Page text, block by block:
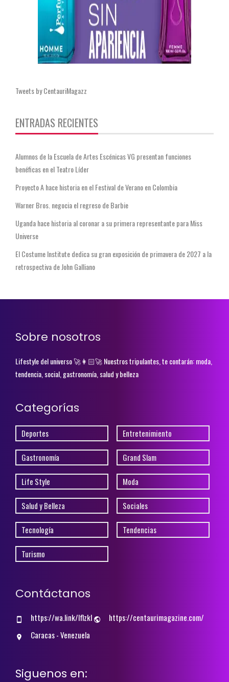
Tweets by CentauriMagazz
ENTRADAS RECIENTES
Alumnos de la Escuela de Artes Escénicas VG presentan funciones
benéficas en el Teatro Líder
Proyecto A hace historia en el Festival de Verano en Colombia
Warner Bros. negocia el regreso de Barbie
Uganda hace historia al coronar a su primera representante para Miss
Universe
El Costume Institute dedica su gran exposición de primavera de 2027 a la
retrospectiva de John Galliano
Sobre nosotros
Lifestyle del universo 🚀👩🏻‍🚀 Nuestros tripulantes, te contarán: moda,
tendencia, social, gastronomía, salud y belleza
Categorías
Deportes Entretenimiento
Gastronomía Grand Slam
Life Style Moda
Salud y Belleza Sociales
Tecnología Tendencias
Turismo
Contáctanos
https://wa.link/lflzkl
https://centaurimagazine.com/
Caracas - Venezuela
Siguenos en: